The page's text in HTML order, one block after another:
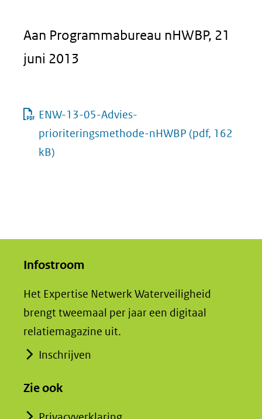
Aan Programmabureau nHWBP, 21
juni 2013
ENW-13-05-Advies-
prioriteringsmethode-nHWBP (pdf, 162
kB)
Infostroom
Het Expertise Netwerk Waterveiligheid
brengt tweemaal per jaar een digitaal
relatiemagazine uit.
Inschrijven
Zie ook